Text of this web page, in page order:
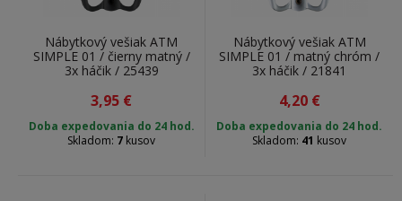
Nábytkový vešiak ATM
SIMPLE 01 / čierny matný /
3x háčik / 25439
3,95 €
Doba expedovania do 24 hod.
Skladom: 7 kusov
Nábytkový vešiak ATM
SIMPLE 01 / matný chróm /
3x háčik / 21841
4,20 €
Doba expedovania do 24 hod.
Skladom: 41 kusov